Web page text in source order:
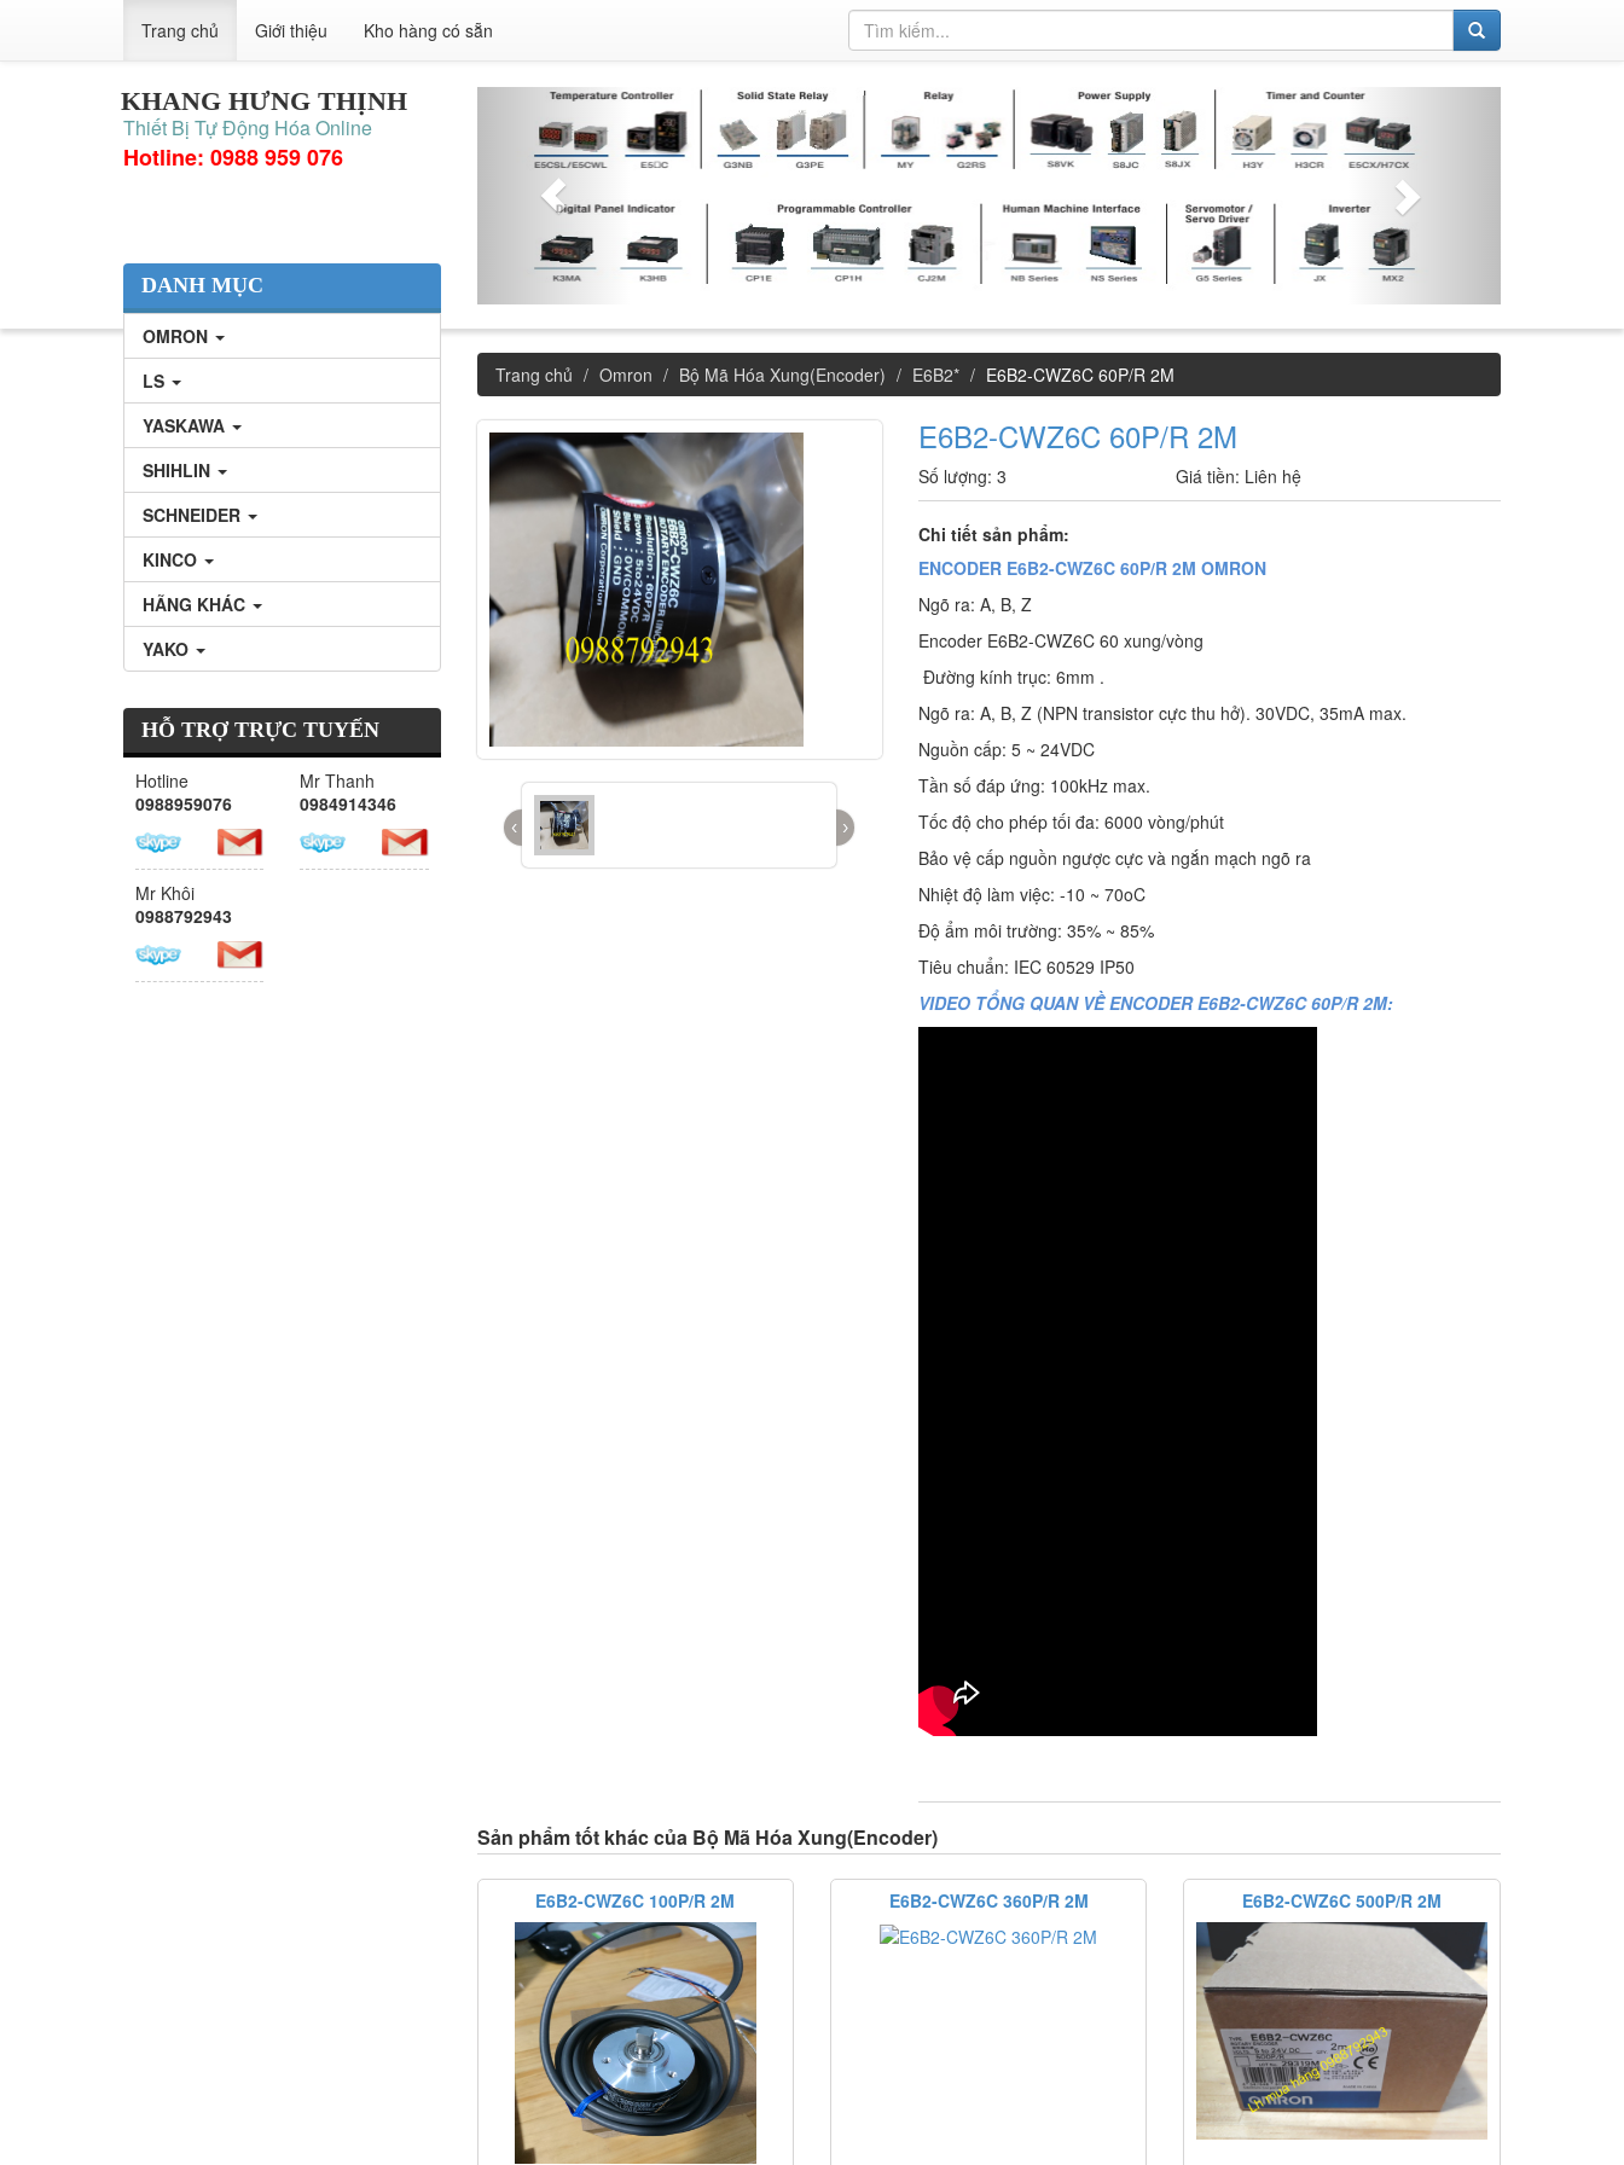
Trang chủ Giới thiệu Kho hàng có sẵn
KHANG HƯNG THỊNH
Thiết Bị Tự Động Hóa Online
Hotline: 0988 959 076
Trang chủ Omron Bộ Mã Hóa Xung(Encoder) E6B2* E6B2-CWZ6C 60P/R 2M
‹ ›
E6B2-CWZ6C 60P/R 2M
Số lượng: 3 Giá tiền: Liên hệ
Chi tiết sản phẩm:
ENCODER E6B2-CWZ6C 60P/R 2M OMRON
Ngõ ra: A, B, Z
Encoder E6B2-CWZ6C 60 xung/vòng
Đường kính trục: 6mm .
Ngõ ra: A, B, Z (NPN transistor cực thu hở). 30VDC, 35mA max.
Nguồn cấp: 5 ~ 24VDC
Tần số đáp ứng: 100kHz max.
Tốc độ cho phép tối đa: 6000 vòng/phút
Bảo vệ cấp nguồn ngược cực và ngắn mạch ngõ ra
Nhiệt độ làm việc: -10 ~ 70oC
Độ ẩm môi trường: 35% ~ 85%
Tiêu chuẩn: IEC 60529 IP50
VIDEO TỔNG QUAN VỀ ENCODER E6B2-CWZ6C 60P/R 2M:
Sản phẩm tốt khác của Bộ Mã Hóa Xung(Encoder)
E6B2-CWZ6C 100P/R 2M E6B2-CWZ6C 360P/R 2M E6B2-CWZ6C 500P/R 2M
DANH MỤC
OMRON
LS
YASKAWA
SHIHLIN
SCHNEIDER
KINCO
HÃNG KHÁC
YAKO
HỖ TRỢ TRỰC TUYẾN
Hotline
0988959076
Mr Thanh
0984914346
Mr Khôi
0988792943